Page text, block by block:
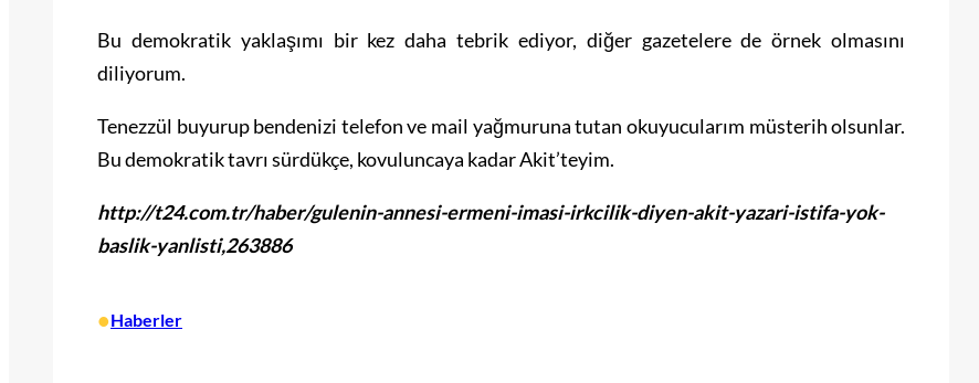
Bu demokratik yaklaşımı bir kez daha tebrik ediyor, diğer gazetelere de örnek olmasını
diliyorum.
Tenezzül buyurup bendenizi telefon ve mail yağmuruna tutan okuyucularım müsterih olsunlar.
Bu demokratik tavrı sürdükçe, kovuluncaya kadar Akit’teyim.
http://t24.com.tr/haber/gulenin-annesi-ermeni-imasi-irkcilik-diyen-akit-yazari-istifa-yok-
baslik-yanlisti,263886
•Haberler